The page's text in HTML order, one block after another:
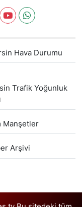
Hava Durumu
Trafik Yoğunluk
Manşetler
Arşivi